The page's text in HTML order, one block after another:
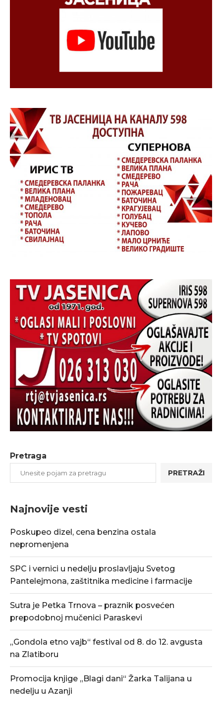
Pretraga
PRETRAŽI
Najnovije vesti
Poskupeo dizel, cena benzina ostala
nepromenjena
SPC i vernici u nedelju proslavljaju Svetog
Pantelejmona, zaštitnika medicine i farmacije
Sutra je Petka Trnova – praznik posvećen
prepodobnoj mučenici Paraskevi
„Gondola etno vajb“ festival od 8. do 12. avgusta
na Zlatiboru
Promocija knjige „Blagi dani“ Žarka Talijana u
nedelju u Azanji